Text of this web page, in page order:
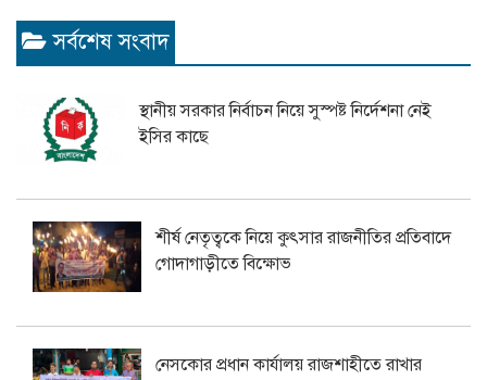
সর্বশেষ সংবাদ
স্থানীয় সরকার নির্বাচন নিয়ে সুস্পষ্ট নির্দেশনা নেই
ইসির কাছে
শীর্ষ নেতৃত্বকে নিয়ে কুৎসার রাজনীতির প্রতিবাদে
গোদাগাড়ীতে বিক্ষোভ
নেসকোর প্রধান কার্যালয় রাজশাহীতে রাখার